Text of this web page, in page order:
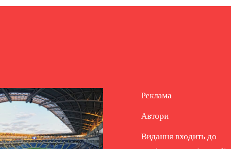
Реклама
Автори
Видання входить до